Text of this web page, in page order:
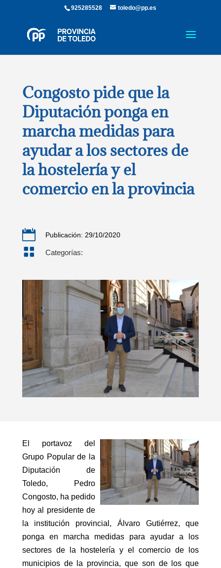
925285528 toledo@pp.es
Congosto pide que la
Diputación ponga en
marcha medidas para
ayudar a los sectores de
la hostelería y el
comercio en la provincia
 Publicación: 29/10/2020
 Categorías:
El portavoz del
Grupo Popular de la
Diputación de
Toledo, Pedro
Congosto, ha pedido
hoy al presidente de
la institución provincial, Álvaro Gutiérrez, que
ponga en marcha medidas para ayudar a los
sectores de la hostelería y el comercio de los
municipios de la provincia, que son de los que